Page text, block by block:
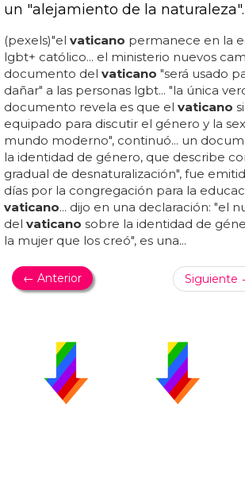
un "alejamiento de la naturaleza".
(pexels)"el vaticano permanece en la
lgbt+ católico... el ministerio nuevos
documento del vaticano "será usado
dañar" a las personas lgbt... "la única
documento revela es que el vaticano
equipado para discutir el género y la
mundo moderno", continuó... un
la identidad de género, que describe
gradual de desnaturalización", fue
días por la congregación para la
vaticano... dijo en una declaración: "el
del vaticano sobre la identidad de
la mujer que los creó", es una...
← Anterior Siguiente